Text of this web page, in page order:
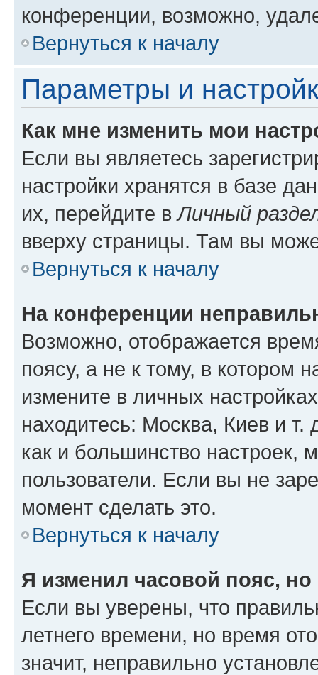
конференции, возможно,
Вернуться к началу
Параметры и
Как мне изменить мои
Если вы являетесь
настройки хранятся в базе
их, перейдите вЛичный
вверху страницы. Там вы
Вернуться к началу
На конференции
Возможно, отображается
поясу, а не к тому, в котором
измените в личных
находитесь: Москва, Киев и т.
как и большинство настроек,
пользователи. Если вы не
момент сделать это.
Вернуться к началу
Я изменил часовой пояс,
Если вы уверены, что
летнего времени, но время
значит, неправильно